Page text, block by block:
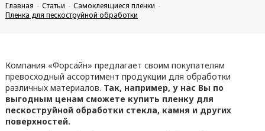
Главная Статьи
Самоклеящиеся пленки
Пленка для пескоструйной обработки
Компания «Форсайн» предлагает своим покупателям
превосходный ассортимент продукции для обработки
различных материалов. Так, например, у нас Вы по
выгодным ценам сможете купить пленку для
пескоструйной обработки стекла, камня и других
поверхностей.